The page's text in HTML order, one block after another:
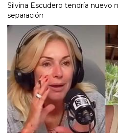
Silvina Escudero tendría nuevo
separación